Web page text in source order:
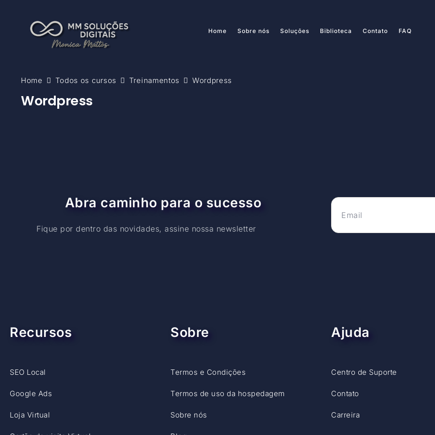
Home Sobre nós Soluções Biblioteca Contato FAQ
Home Todos os cursos Treinamentos Wordpress
Wordpress
Abra caminho para o sucesso
Fique por dentro das novidades, assine nossa newsletter
Recursos
SEO Local
Google Ads
Loja Virtual
Sobre
Termos e Condições
Termos de uso da hospedagem
Sobre nós
Ajuda
Centro de Suporte
Contato
Carreira